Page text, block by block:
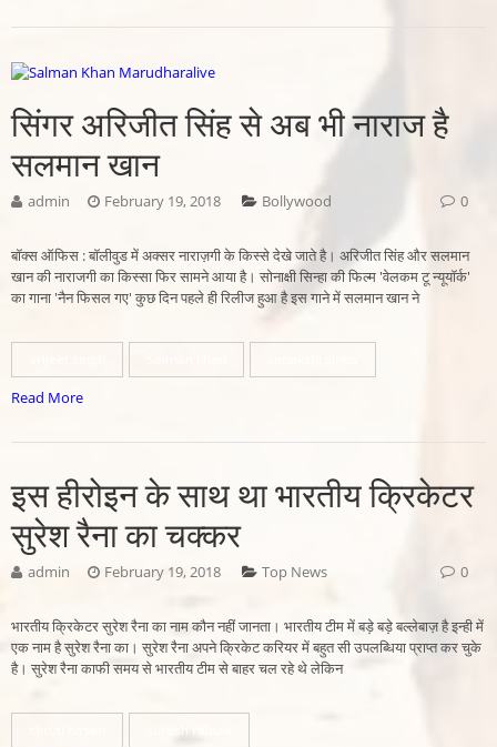
सिंगर अरिजीत सिंह से अब भी नाराज है
सलमान खान
admin February 19, 2018 Bollywood 0
बॉक्स ऑफिस : बॉलीवुड में अक्सर नाराज़गी के किस्से देखे जाते है। अरिजीत सिंह और सलमान
खान की नाराजगी का किस्सा फिर सामने आया है। सोनाक्षी सिन्हा की फिल्म 'वेलकम टू न्यूयॉर्क'
का गाना 'नैन फिसल गए' कुछ दिन पहले ही रिलीज हुआ है इस गाने में सलमान खान ने
Read More
इस हीरोइन के साथ था भारतीय क्रिकेटर
सुरेश रैना का चक्कर
admin February 19, 2018 Top News 0
भारतीय क्रिकेटर सुरेश रैना का नाम कौन नहीं जानता। भारतीय टीम में बड़े बड़े बल्लेबाज़ है इन्ही में
एक नाम है सुरेश रैना का। सुरेश रैना अपने क्रिकेट करियर में बहुत सी उपलब्धिया प्राप्त कर चुके
है। सुरेश रैना काफी समय से भारतीय टीम से बाहर चल रहे थे लेकिन
suresh rainaa